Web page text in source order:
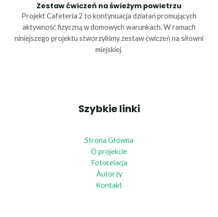
Zestaw ćwiczeń na świeżym powietrzu
Projekt Cafeteria 2 to kontynuacja działań promujących
aktywność fizyczną w domowych warunkach. W ramach
niniejszego projektu stworzyliśmy zestaw ćwiczeń na siłowni
miejskiej.
Szybkie linki
Strona Główna
O projekcie
Fotorelacja
Autorzy
Kontakt